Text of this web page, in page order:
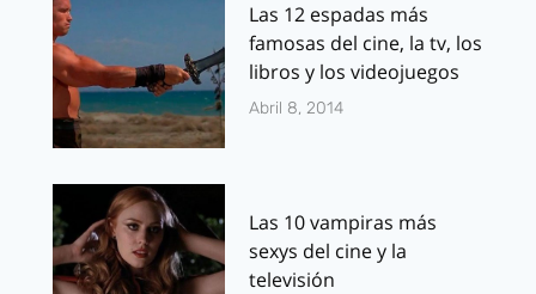
Las 12 espadas más
famosas del cine, la tv, los
libros y los videojuegos
Abril 8, 2014
Las 10 vampiras más
sexys del cine y la
televisión